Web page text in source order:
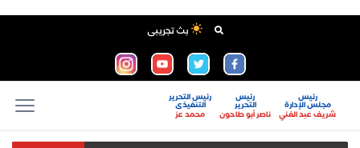
بث تجريبى
رئيس
مجلس الإدارة
شريف عبد الغني
رئيس
التحرير
ناصر أبو طاحون
رئيس التحرير
التنفيذى
محمد عز